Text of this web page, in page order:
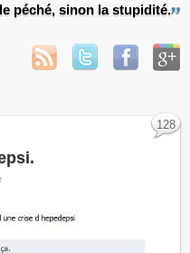
péché, sinon la stupidité.
128